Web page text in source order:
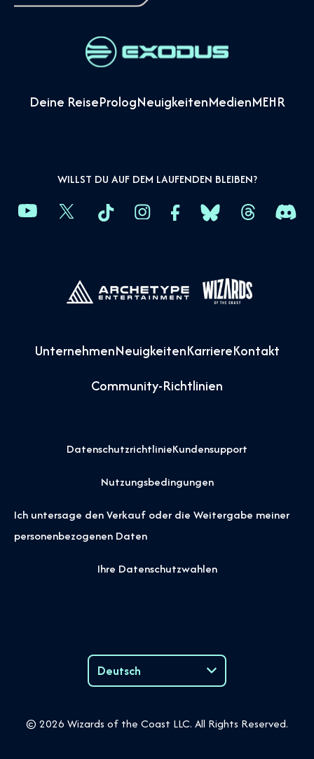
Deine ReisePrologNeuigkeitenMedienMEHR
WILLST DU AUF DEM LAUFENDEN BLEIBEN?
UnternehmenNeuigkeitenKarriereKontakt
Community-Richtlinien
DatenschutzrichtlinieKundensupport
Nutzungsbedingungen
Ich untersage den Verkauf oder die Weitergabe meiner
personenbezogenen Daten
Ihre Datenschutzwahlen
Deutsch
Language
© 2026 Wizards of the Coast LLC. All Rights Reserved.